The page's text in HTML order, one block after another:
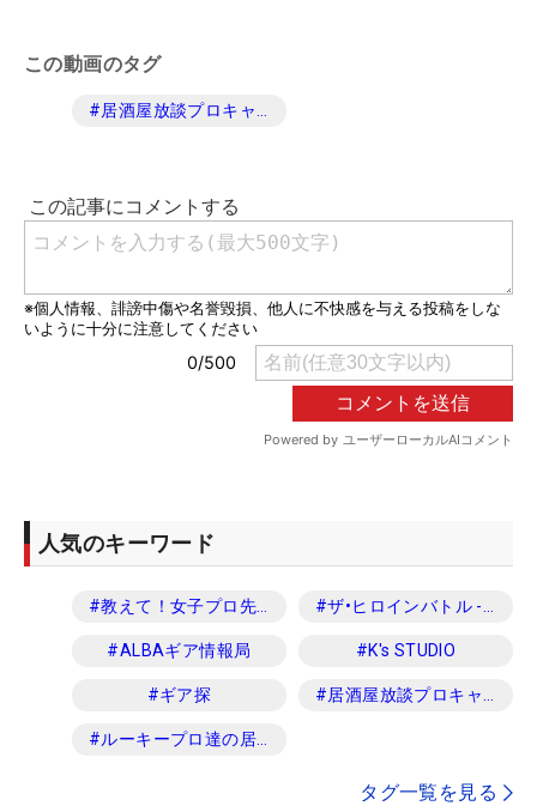
この動画のタグ
#居酒屋放談プロキャディ編
人気のキーワード
#教えて！女子プロ先生 #ザ•ヒロインバトル -NEXT BACK 9-
#ALBAギア情報局 #K's STUDIO
#ギア探 #居酒屋放談プロキャディ編
#ルーキープロ達の居酒屋放談
タグ一覧を見る